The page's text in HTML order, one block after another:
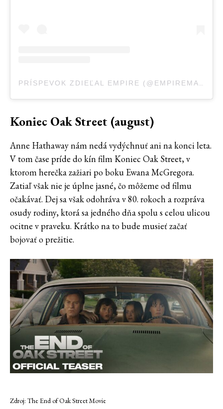
PRÍSPEVOK ZDIEĽAL EMPIRE (@EMPIREMAGAZINE)
Koniec Oak Street (august)
Anne Hathaway nám nedá vydýchnuť ani na konci leta.
V tom čase príde do kín film Koniec Oak Street, v
ktorom herečka zažiari po boku Ewana McGregora.
Zatiaľ však nie je úplne jasné, čo môžeme od filmu
očakávať. Dej sa však odohráva v 80. rokoch a rozpráva
osudy rodiny, ktorá sa jedného dňa spolu s celou ulicou
ocitne v praveku. Krátko na to bude musieť začať
bojovať o prežitie.
Zdroj: The End of Oak Street Movie